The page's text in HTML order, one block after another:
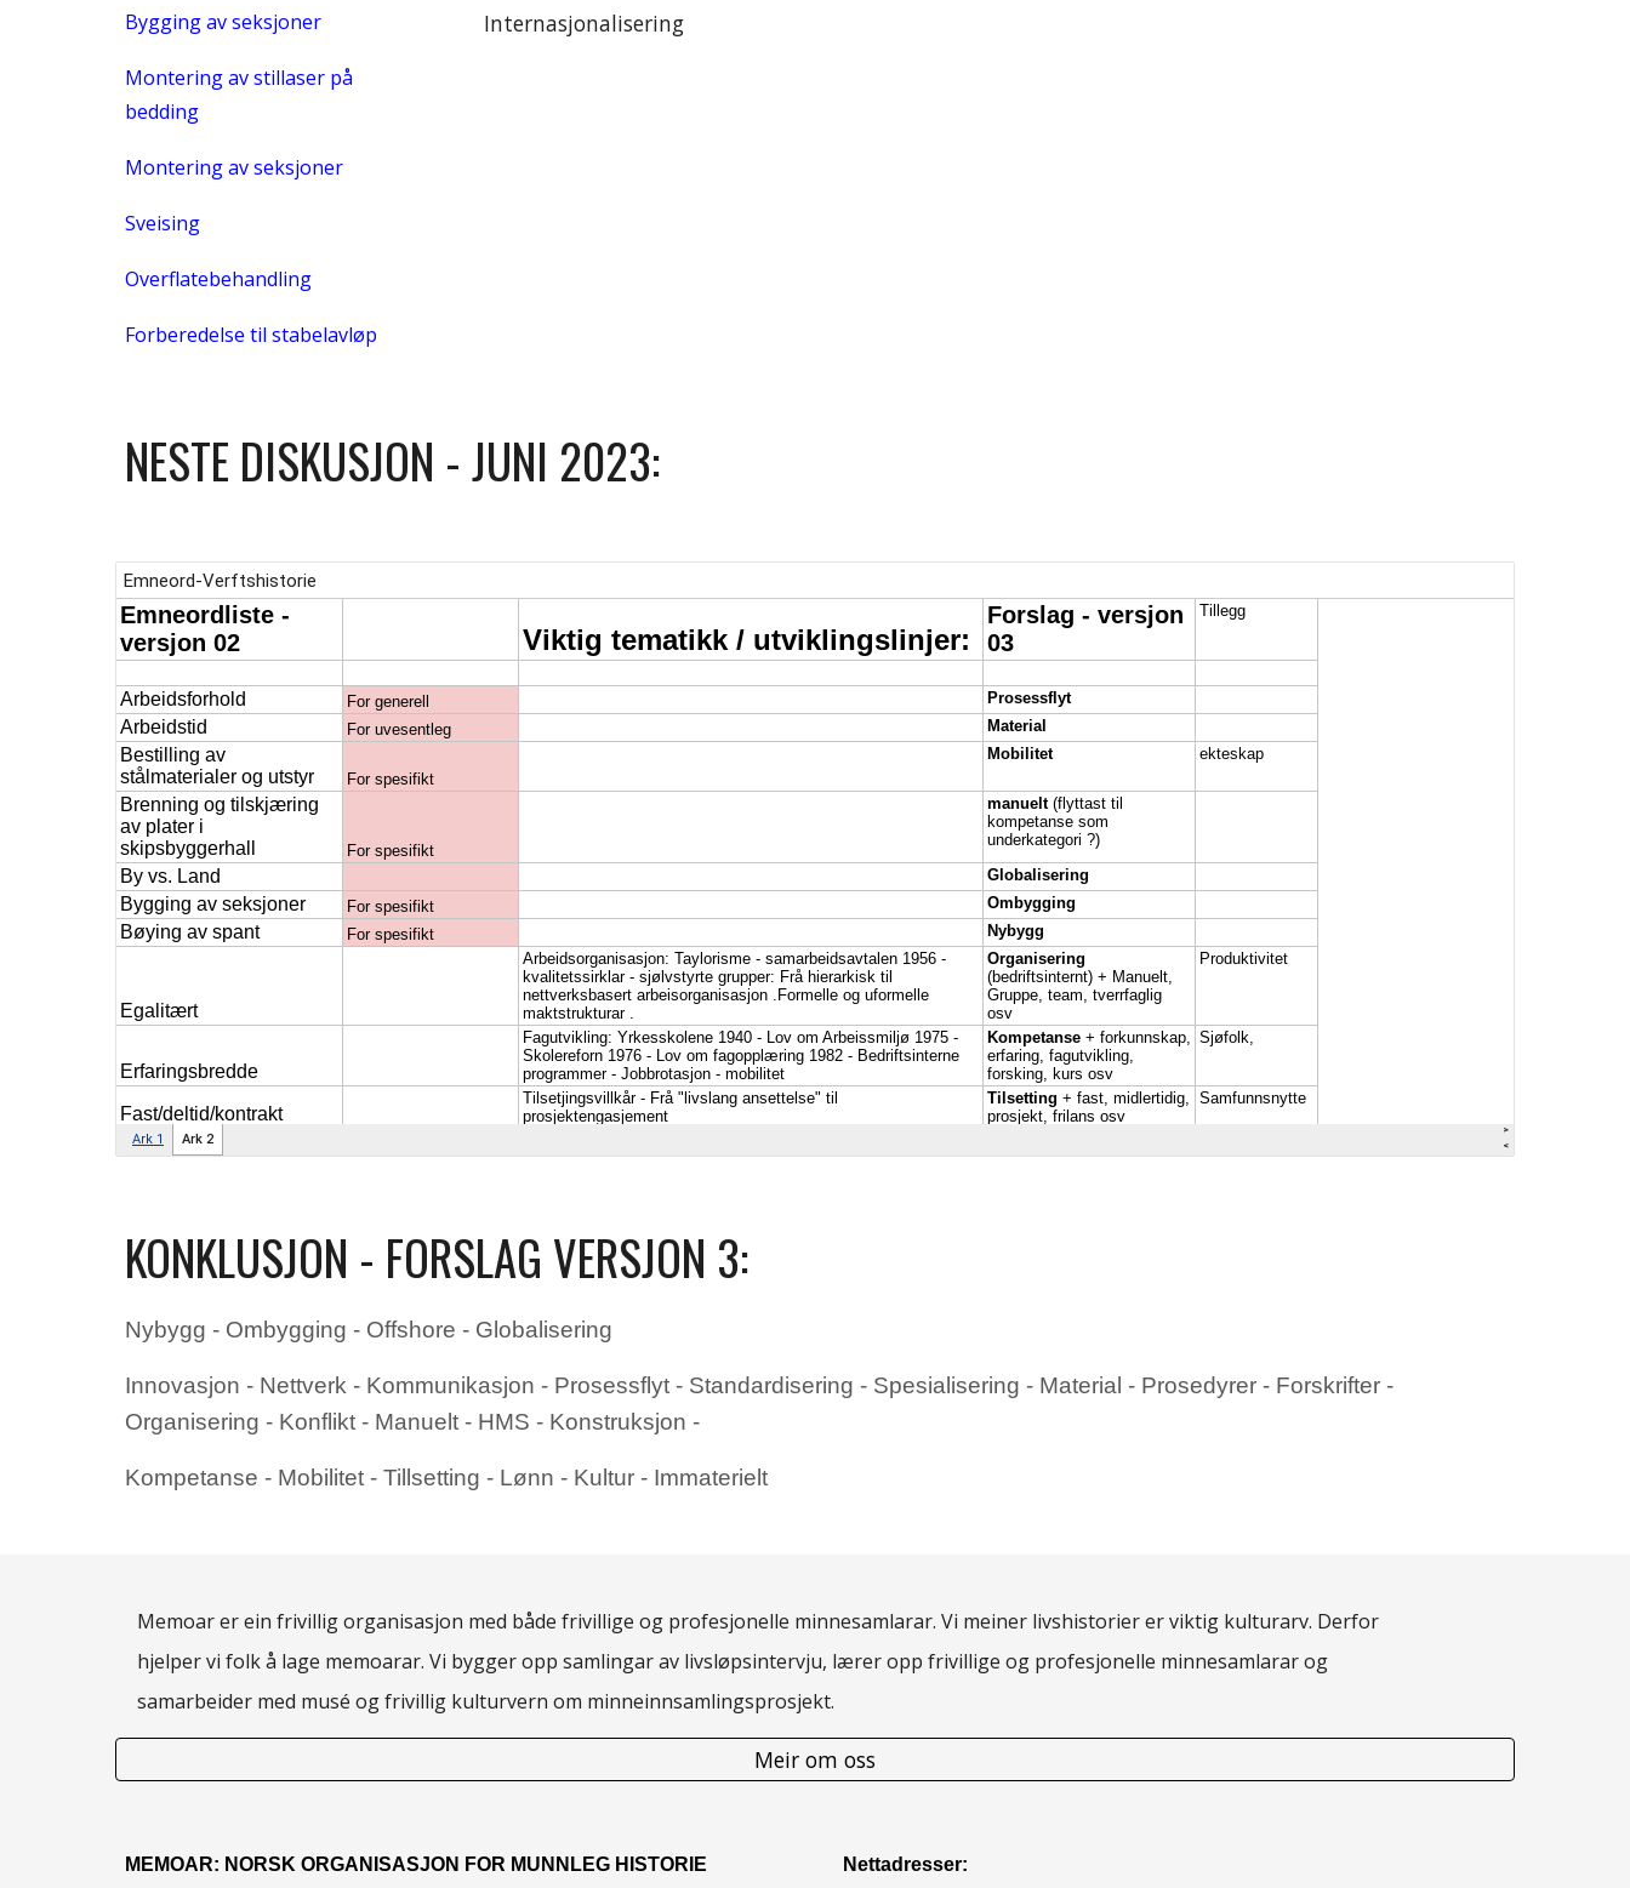
Bygging av seksjoner
Montering av stillaser på
bedding
Montering av seksjoner
Sveising
Overflatebehandling
Forberedelse til stabelavløp
Internasjonalisering
NESTE DISKUSJON - JUNI 2023:
KONKLUSJON - FORSLAG VERSJON 3:
Nybygg - Ombygging - Offshore - Globalisering
Innovasjon - Nettverk - Kommunikasjon - Prosessflyt - Standardisering - Spesialisering - Material - Prosedyrer - Forskrifter -
Organisering - Konflikt - Manuelt - HMS - Konstruksjon -
Kompetanse - Mobilitet - Tillsetting - Lønn - Kultur - Immaterielt
Memoar er ein frivillig organisasjon med både frivillige og profesjonelle minnesamlarar. Vi meiner livshistorier er viktig kulturarv. Derfor
hjelper vi folk å lage memoarar. Vi bygger opp samlingar av livsløpsintervju, lærer opp frivillige og profesjonelle minnesamlarar og
samarbeider med musé og frivillig kulturvern om minneinnsamlingsprosjekt.
Meir om oss
MEMOAR: NORSK ORGANISASJON FOR MUNNLEG HISTORIE Nettadresser: